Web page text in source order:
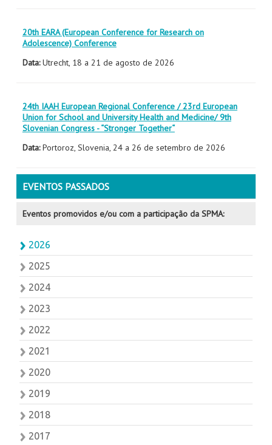
20th EARA (European Conference for Research on
Adolescence) Conference
Data: Utrecht, 18 a 21 de agosto de 2026
24th IAAH European Regional Conference / 23rd European
Union for School and University Health and Medicine/ 9th
Slovenian Congress - “Stronger Together“
Data: Portoroz, Slovenia, 24 a 26 de setembro de 2026
EVENTOS PASSADOS
Eventos promovidos e/ou com a participação da SPMA:
2026
2025
2024
2023
2022
2021
2020
2019
2018
2017